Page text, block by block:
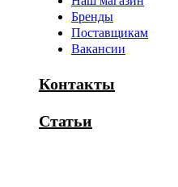
Бренды
Поставщикам
Вакансии
Контакты
Статьи